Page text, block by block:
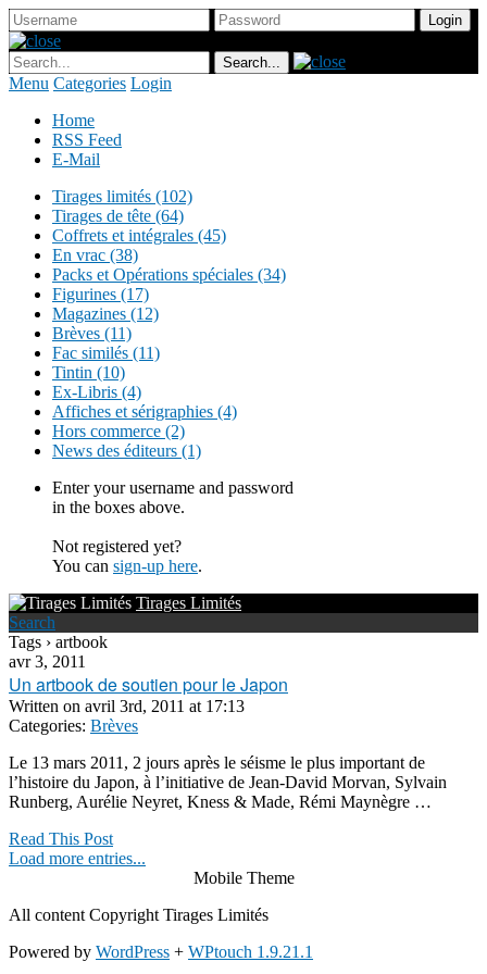
Menu Categories Login
Home
RSS Feed
E-Mail
Tirages limités (102)
Tirages de tête (64)
Coffrets et intégrales (45)
En vrac (38)
Packs et Opérations spéciales (34)
Figurines (17)
Magazines (12)
Brèves (11)
Fac similés (11)
Tintin (10)
Ex-Libris (4)
Affiches et sérigraphies (4)
Hors commerce (2)
News des éditeurs (1)
Enter your username and password
in the boxes above.
Not registered yet?
You can sign-up here.
Tirages Limités
Search
Tags › artbook
avr 3, 2011
Un artbook de soutien pour le Japon
Written on avril 3rd, 2011 at 17:13
Categories: Brèves
Le 13 mars 2011, 2 jours après le séisme le plus important de
l’histoire du Japon, à l’initiative de Jean-David Morvan, Sylvain
Runberg, Aurélie Neyret, Kness & Made, Rémi Maynègre …
Read This Post
Load more entries...
Mobile Theme
All content Copyright Tirages Limités
Powered by WordPress + WPtouch 1.9.21.1